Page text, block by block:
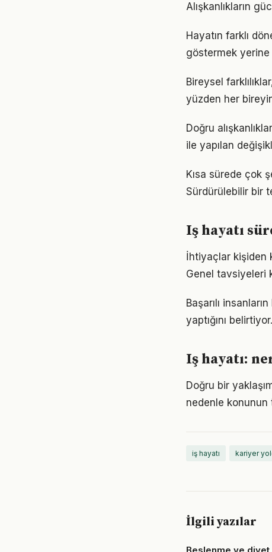
Alışkanlıkların
Hayatın farklı
göstermek yerine
Bireysel
yüzden her
Doğru
ile yapılan
Kısa sürede çok
Sürdürülebilir bir
Iş hayatı
İhtiyaçlar kişiden
Genel tavsiyeleri
Başarılı
yaptığını
Iş hayatı:
Doğru bir
nedenle konunun
iş hayatı kariyer
İlgili yazılar